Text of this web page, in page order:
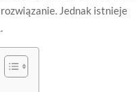
Jednak istnieje